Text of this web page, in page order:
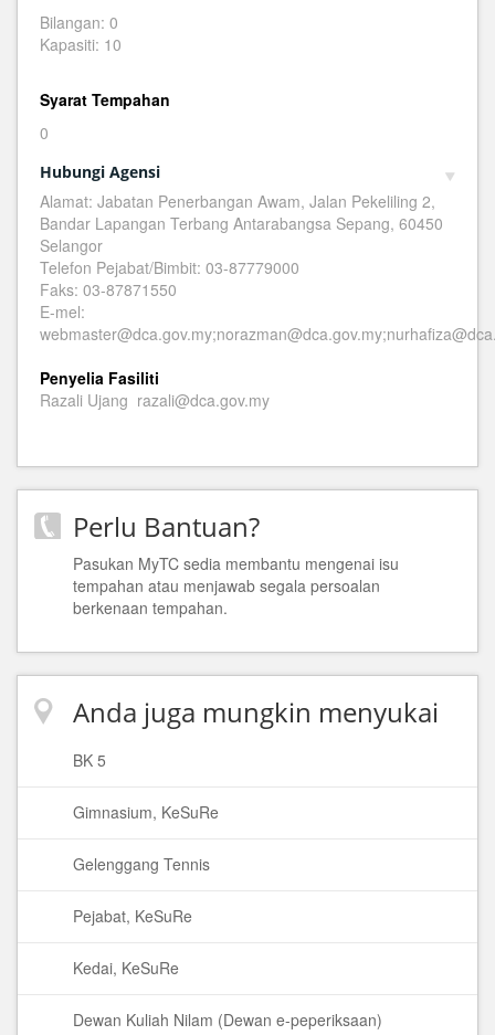
Bilangan: 0
Kapasiti: 10
Syarat Tempahan
0
Hubungi Agensi
Alamat: Jabatan Penerbangan Awam, Jalan Pekeliling 2,
Bandar Lapangan Terbang Antarabangsa Sepang, 60450
Selangor
Telefon Pejabat/Bimbit: 03-87779000
Faks: 03-87871550
E-mel:
Penyelia Fasiliti
Razali Ujang razali@dca.gov.my
Perlu Bantuan?
Pasukan MyTC sedia membantu mengenai isu
tempahan atau menjawab segala persoalan
berkenaan tempahan.
Anda juga mungkin menyukai
BK 5
Gimnasium, KeSuRe
Gelenggang Tennis
Pejabat, KeSuRe
Kedai, KeSuRe
Dewan Kuliah Nilam (Dewan e-peperiksaan)